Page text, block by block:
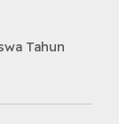
Tahun